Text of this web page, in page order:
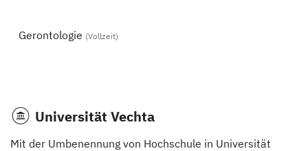
Gerontologie (Vollzeit)
Universität Vechta
Mit der Umbenennung von Hochschule in Universität